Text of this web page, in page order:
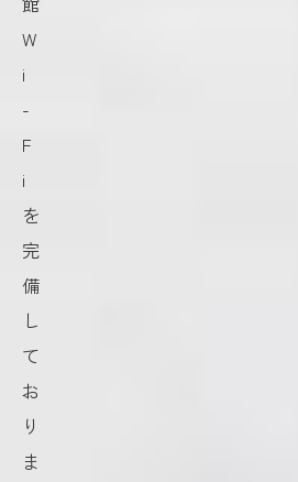
W
i
-
F
i
を
完
備
し
て
お
り
ま